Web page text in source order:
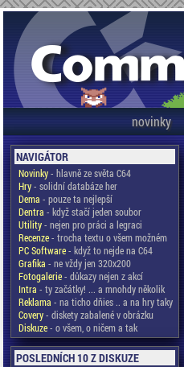
novinky
NAVIGÁTOR
Novinky- hlavně ze světa C64
Hry- solidní databáze her
Dema - pouze ta nejlepší
Dentra - když stačí jeden soubor
Utility- nejen pro práci a legraci
Recenze- trocha textu o všem možném
PC Software- když to nejde na C64
Grafika - ne vždy jen 320x200
Fotogalerie- důkazy nejen z akcí
Intra - ty začátky! ... a mnohdy několik
Reklama - na ticho dňies .. a na hry taky
Covery- diskety zabalené v obrázku
Diskuze- o všem, o ničem a tak
POSLEDNÍCH 10 Z DISKUZE